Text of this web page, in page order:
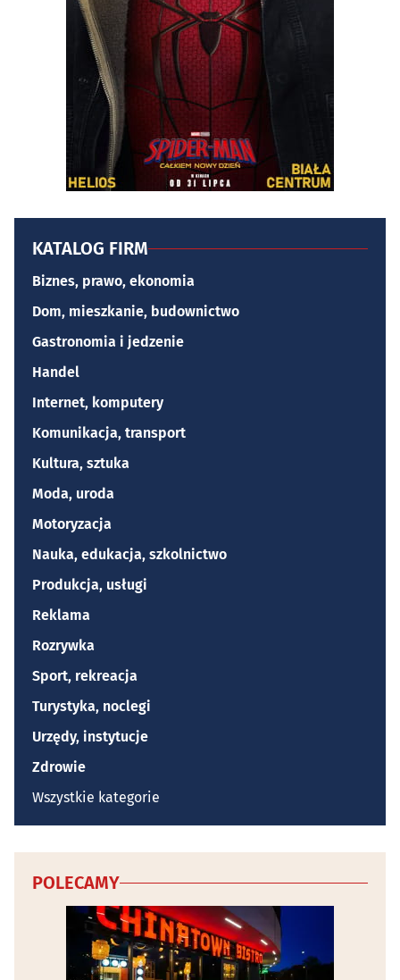
KATALOG FIRM
Biznes, prawo, ekonomia
Dom, mieszkanie, budownictwo
Gastronomia i jedzenie
Handel
Internet, komputery
Komunikacja, transport
Kultura, sztuka
Moda, uroda
Motoryzacja
Nauka, edukacja, szkolnictwo
Produkcja, usługi
Reklama
Rozrywka
Sport, rekreacja
Turystyka, noclegi
Urzędy, instytucje
Zdrowie
Wszystkie kategorie
POLECAMY